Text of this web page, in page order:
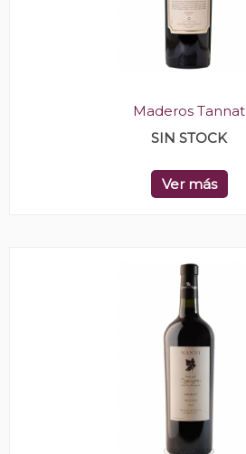
Maderos Tannat
SIN STOCK
Ver más